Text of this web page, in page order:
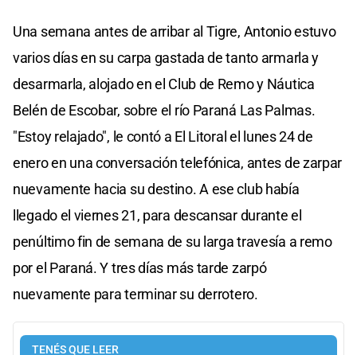
Una semana antes de arribar al Tigre, Antonio estuvo
varios días en su carpa gastada de tanto armarla y
desarmarla, alojado en el Club de Remo y Náutica
Belén de Escobar, sobre el río Paraná Las Palmas.
"Estoy relajado", le contó a El Litoral el lunes 24 de
enero en una conversación telefónica, antes de zarpar
nuevamente hacia su destino. A ese club había
llegado el viernes 21, para descansar durante el
penúltimo fin de semana de su larga travesía a remo
por el Paraná. Y tres días más tarde zarpó
nuevamente para terminar su derrotero.
TENÉS QUE LEER